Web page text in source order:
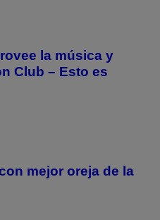
la música y
Club – Esto es
mejor oreja de la